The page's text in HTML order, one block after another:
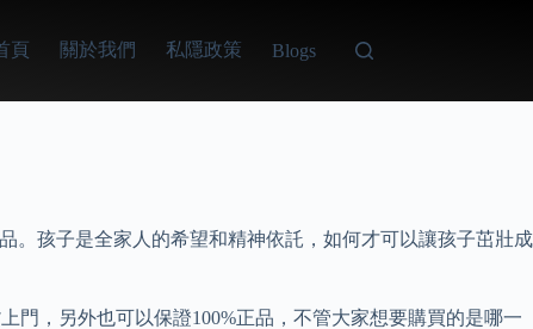
頁 關於我們 私隱政策 Blogs
。孩子是全家人的希望和精神依託，如何才可以讓孩子茁壯成
門，另外也可以保證100%正品，不管大家想要購買的是哪一